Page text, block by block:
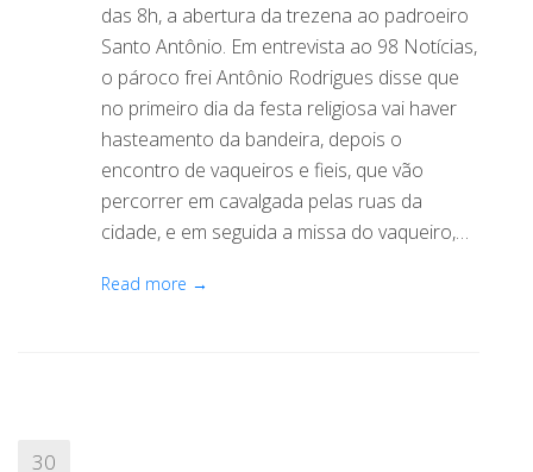
das 8h, a abertura da trezena ao padroeiro
Santo Antônio. Em entrevista ao 98 Notícias,
o pároco frei Antônio Rodrigues disse que
no primeiro dia da festa religiosa vai haver
hasteamento da bandeira, depois o
encontro de vaqueiros e fieis, que vão
percorrer em cavalgada pelas ruas da
cidade, e em seguida a missa do vaqueiro,…
Read more →
30